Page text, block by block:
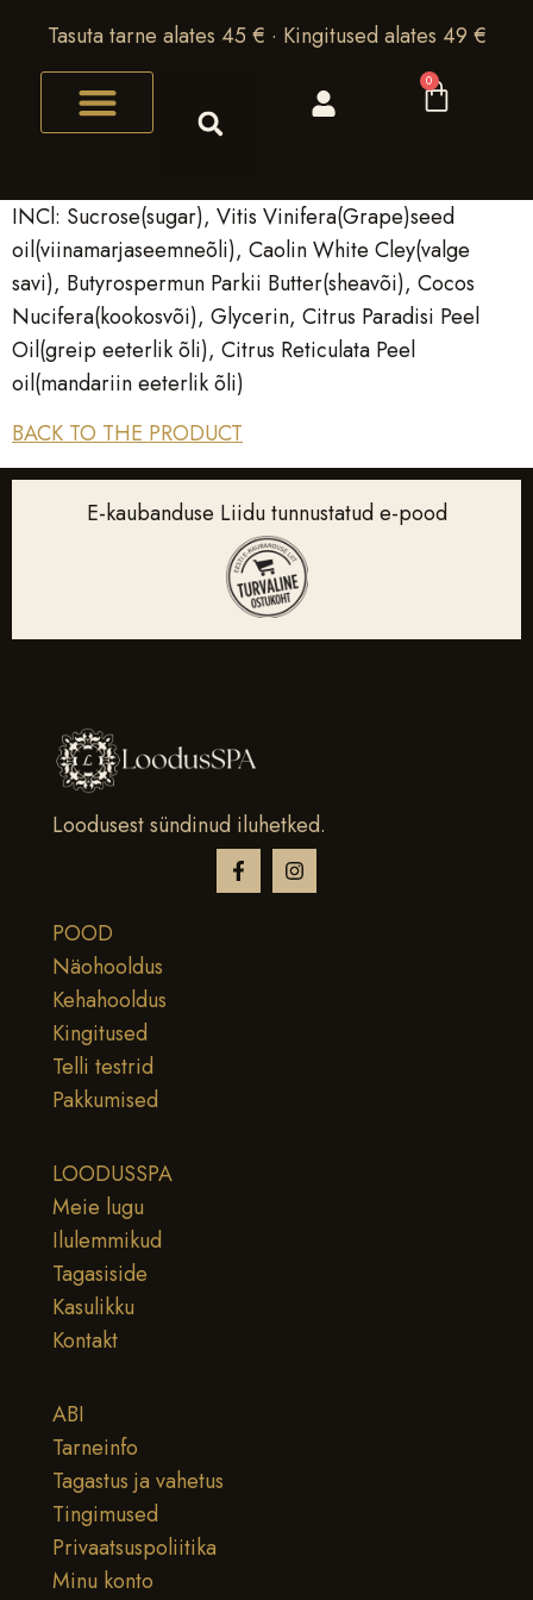
Tasuta tarne alates 45 € · Kingitused alates 49 €
0
INCl: Sucrose(sugar), Vitis Vinifera(Grape)seed
oil(viinamarjaseemneõli), Caolin White Cley(valge
savi), Butyrospermun Parkii Butter(sheavõi), Cocos
Nucifera(kookosvõi), Glycerin, Citrus Paradisi Peel
Oil(greip eeterlik õli), Citrus Reticulata Peel
oil(mandariin eeterlik õli)
BACK TO THE PRODUCT
E-kaubanduse Liidu tunnustatud e-pood
Loodusest sündinud iluhetked.
POOD
Näohooldus
Kehahooldus
Kingitused
Telli testrid
Pakkumised
LOODUSSPA
Meie lugu
Ilulemmikud
Tagasiside
Kasulikku
Kontakt
ABI
Tarneinfo
Tagastus ja vahetus
Tingimused
Privaatsuspoliitika
Minu konto